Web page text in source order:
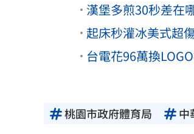
漢堡多煎30秒差在
起床秒灌冰美式超
台電花96萬換
桃園市政府體育局 中